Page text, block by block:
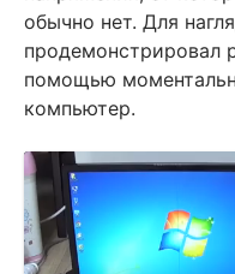
обычно нет. Для
продемонстрировал
помощью
компьютер.